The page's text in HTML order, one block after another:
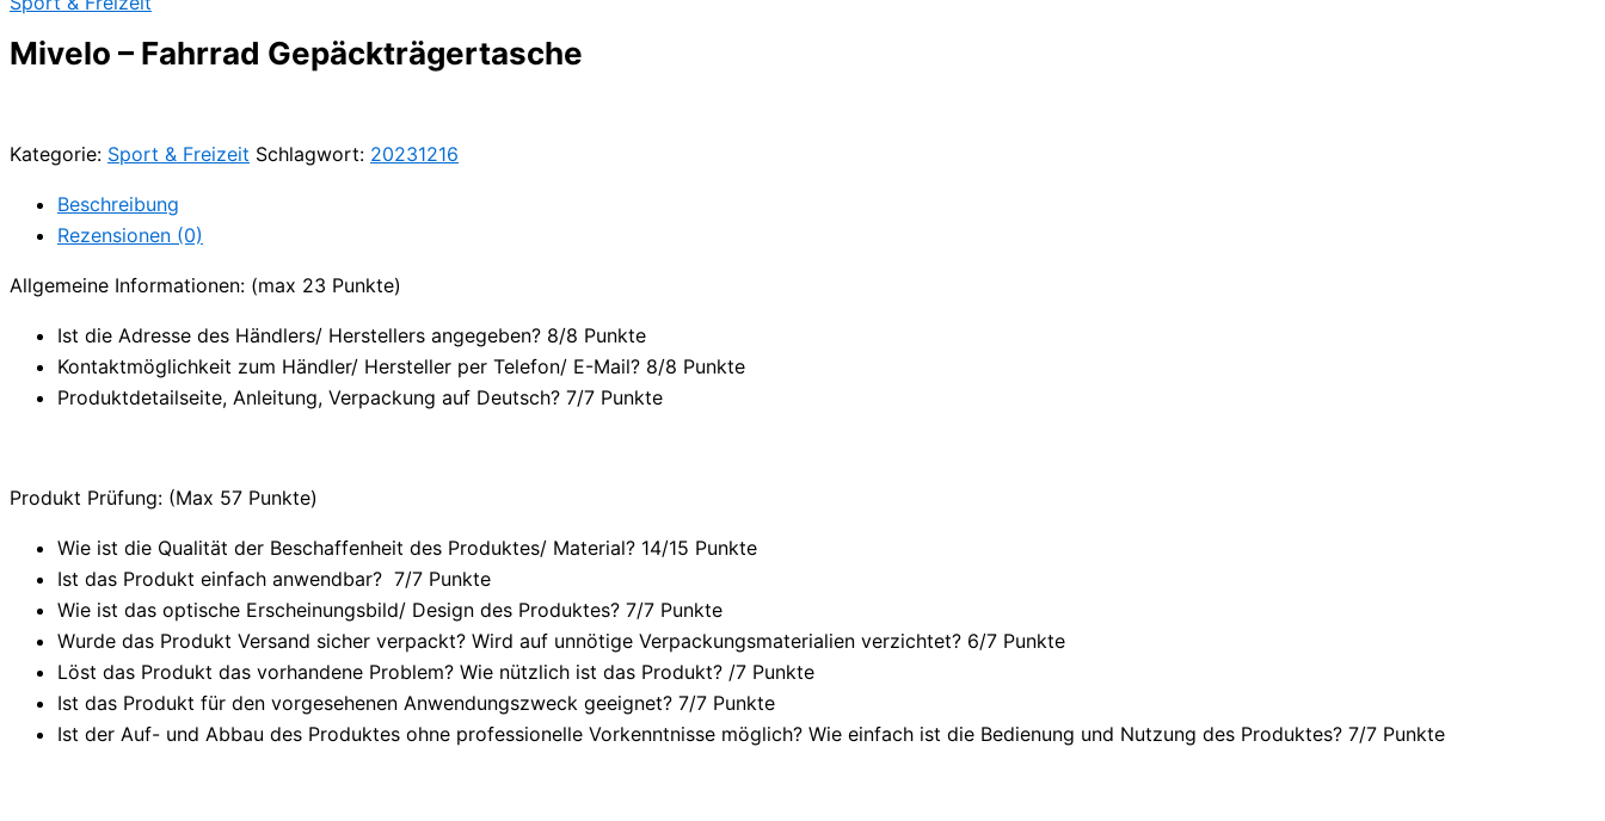
Mivelo – Fahrrad Gepäckträgertasche
Kategorie: Sport & Freizeit Schlagwort: 20231216
Beschreibung
Rezensionen (0)
Allgemeine Informationen: (max 23 Punkte)
Ist die Adresse des Händlers/ Herstellers angegeben? 8/8 Punkte
Kontaktmöglichkeit zum Händler/ Hersteller per Telefon/ E-Mail? 8/8 Punkte
Produktdetailseite, Anleitung, Verpackung auf Deutsch? 7/7 Punkte
Produkt Prüfung: (Max 57 Punkte)
Wie ist die Qualität der Beschaffenheit des Produktes/ Material? 14/15 Punkte
Ist das Produkt einfach anwendbar? 7/7 Punkte
Wie ist das optische Erscheinungsbild/ Design des Produktes? 7/7 Punkte
Wurde das Produkt Versand sicher verpackt? Wird auf unnötige Verpackungsmaterialien verzichtet? 6/7 Punkte
Löst das Produkt das vorhandene Problem? Wie nützlich ist das Produkt? /7 Punkte
Ist das Produkt für den vorgesehenen Anwendungszweck geeignet? 7/7 Punkte
Ist der Auf- und Abbau des Produktes ohne professionelle Vorkenntnisse möglich? Wie einfach ist die Bedienung und Nutzung des Produktes? 7/7 Punkte